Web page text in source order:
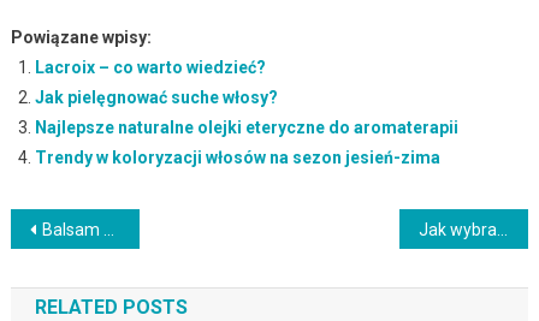
Powiązane wpisy:
Lacroix – co warto wiedzieć?
Jak pielęgnować suche włosy?
Najlepsze naturalne olejki eteryczne do aromaterapii
Trendy w koloryzacji włosów na sezon jesień-zima
Nawigacja
wpisu
Balsam krzemowy – właściwości, zastosowanie i korzyści zdrowotne Jak wybrać najlepszą odżywkę do paznokci bez formaldehydu?
RELATED POSTS